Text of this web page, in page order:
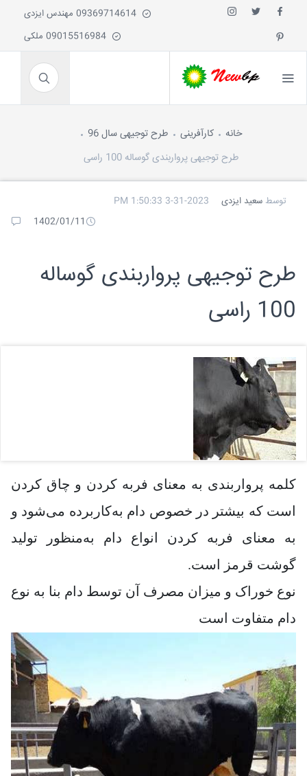
خانه کارآفرینی
طرح توجیهی سال 96
طرح توجیهی پرواربندی گوساله 100 راسی
توسط سعید ایزدی
3-31-2023 1:50:33 PM
1402/01/11
طرح توجیهی پرواربندی گوساله
100 راسی
کلمه پرواربندی به معنای فربه کردن و چاق کردن
است که بیشتر در خصوص دام به‌کاربرده می‌شود و
به معنای فربه کردن انواع دام به‌منظور تولید
گوشت قرمز است.
نوع خوراک و میزان مصرف آن توسط دام بنا به نوع
دام متفاوت است